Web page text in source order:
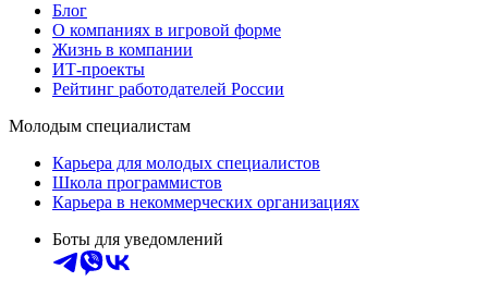
Блог
О компаниях в игровой форме
Жизнь в компании
ИТ-проекты
Рейтинг работодателей России
Молодым специалистам
Карьера для молодых специалистов
Школа программистов
Карьера в некоммерческих организациях
Боты для уведомлений